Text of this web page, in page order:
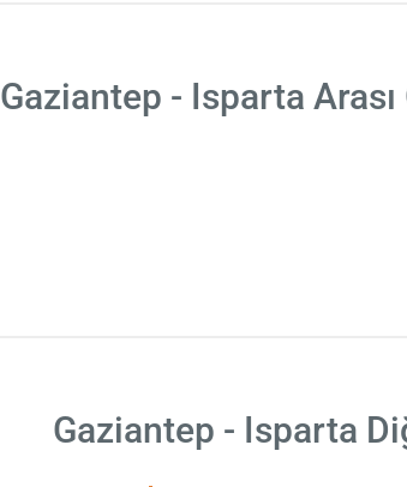
Gaziantep - Isparta
Gaziantep - Isparta